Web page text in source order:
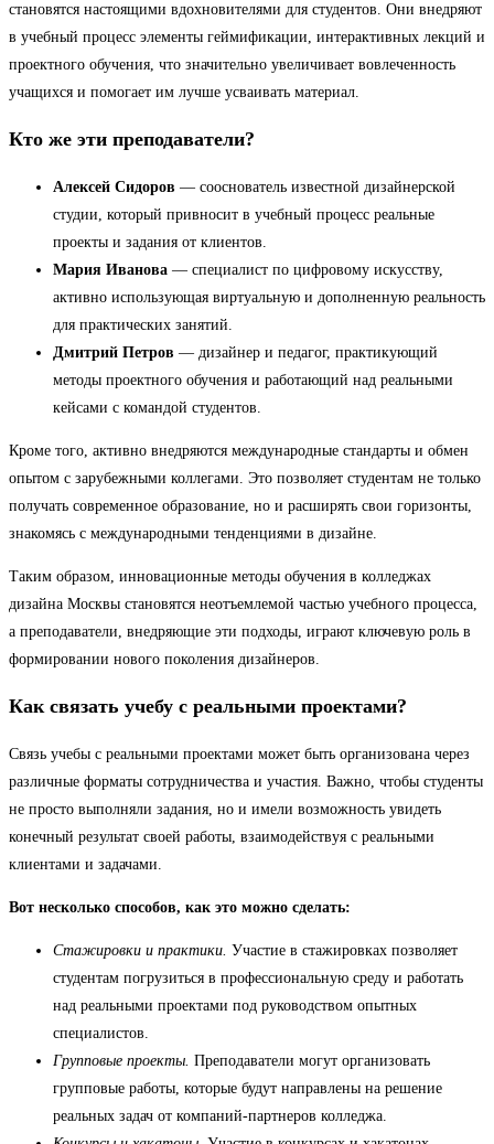
становятся настоящими вдохновителями для студентов. Они внедряют
в учебный процесс элементы геймификации, интерактивных лекций и
проектного обучения, что значительно увеличивает вовлеченность
учащихся и помогает им лучше усваивать материал.
Кто же эти преподаватели?
Алексей Сидоров — сооснователь известной дизайнерской
студии, который привносит в учебный процесс реальные
проекты и задания от клиентов.
Мария Иванова — специалист по цифровому искусству,
активно использующая виртуальную и дополненную реальность
для практических занятий.
Дмитрий Петров — дизайнер и педагог, практикующий
методы проектного обучения и работающий над реальными
кейсами с командой студентов.
Кроме того, активно внедряются международные стандарты и обмен
опытом с зарубежными коллегами. Это позволяет студентам не только
получать современное образование, но и расширять свои горизонты,
знакомясь с международными тенденциями в дизайне.
Таким образом, инновационные методы обучения в колледжах
дизайна Москвы становятся неотъемлемой частью учебного процесса,
а преподаватели, внедряющие эти подходы, играют ключевую роль в
формировании нового поколения дизайнеров.
Как связать учебу с реальными проектами?
Связь учебы с реальными проектами может быть организована через
различные форматы сотрудничества и участия. Важно, чтобы студенты
не просто выполняли задания, но и имели возможность увидеть
конечный результат своей работы, взаимодействуя с реальными
клиентами и задачами.
Вот несколько способов, как это можно сделать:
Стажировки и практики. Участие в стажировках позволяет
студентам погрузиться в профессиональную среду и работать
над реальными проектами под руководством опытных
специалистов.
Групповые проекты. Преподаватели могут организовать
групповые работы, которые будут направлены на решение
реальных задач от компаний-партнеров колледжа.